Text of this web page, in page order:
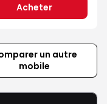
Acheter
un autre
mobile